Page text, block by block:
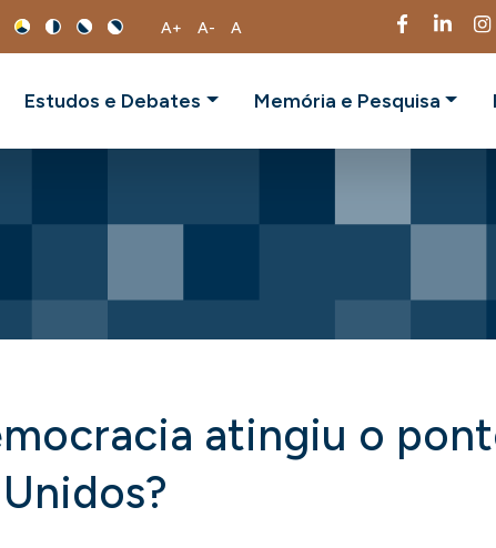
A+ A- A
Estudos e Debates Memória e Pesquisa
atingiu o